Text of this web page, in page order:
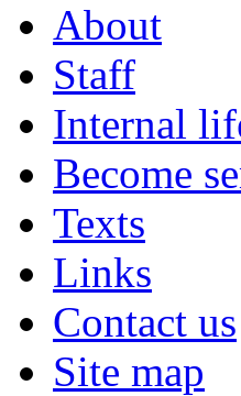
About
Staff
Internal
Become
Texts
Links
Contact us
Site map